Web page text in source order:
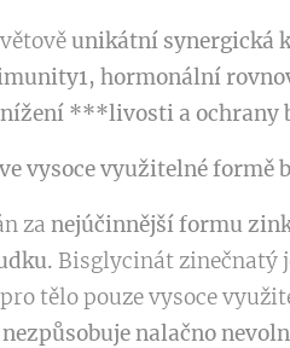
unikátní synergická
hormonální
***livosti a ochrany
vysoce využitelné formě
za nejúčinnější formu
Bisglycinát zinečnatý
tělo pouze vysoce
nezpůsobuje nalačno